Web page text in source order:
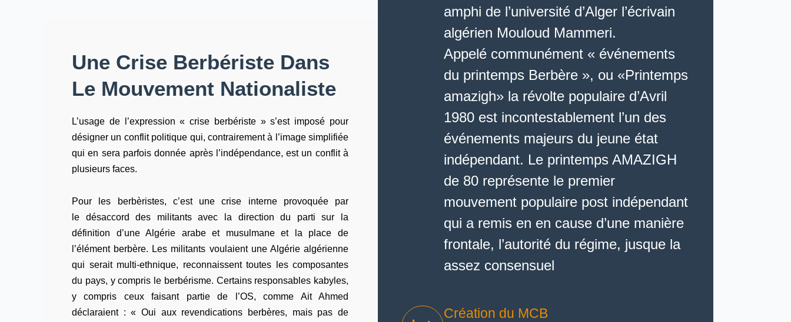
Une Crise Berbériste Dans
Le Mouvement Nationaliste
L’usage de l’expression « crise berbériste » s’est imposé pour
désigner un conflit politique qui, contrairement à l’image simplifiée
qui en sera parfois donnée après l’indépendance, est un conflit à
plusieurs faces.
Pour les berbèristes, c’est une crise interne provoquée par
le désaccord des militants avec la direction du parti sur la
définition d’une Algérie arabe et musulmane et la place de
l’élément berbère. Les militants voulaient une Algérie algérienne
qui serait multi-ethnique, reconnaissent toutes les composantes
du pays, y compris le berbérisme. Certains responsables kabyles,
y compris ceux faisant partie de l’OS, comme Ait Ahmed
déclaraient : « Oui aux revendications berbères, mais pas de
amphi de l’université d’Alger l’écrivain
algérien Mouloud Mammeri.
Appelé communément « événements
du printemps Berbère », ou «Printemps
amazigh» la révolte populaire d’Avril
1980 est incontestablement l’un des
événements majeurs du jeune état
indépendant. Le printemps AMAZIGH
de 80 représente le premier
mouvement populaire post indépendant
qui a remis en en cause d’une manière
frontale, l’autorité du régime, jusque la
assez consensuel
Création du MCB